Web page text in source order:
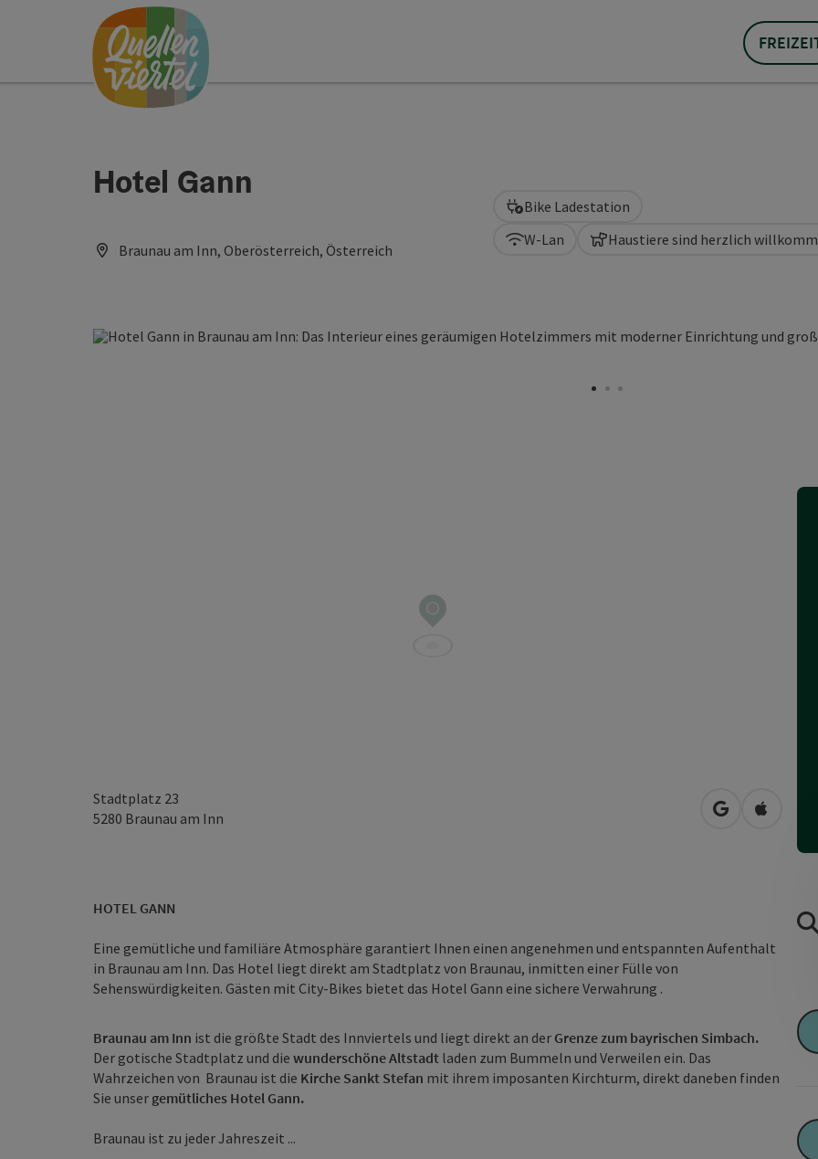
Zum InhaltAccesskey
[0]
Zur NavigationAccesskey
Zum Seitenanfang Accesskey
Hotel Gann
Braunau am Inn, Oberösterreich, Österreich
W-Lan Haustiere sind herzlich
Bike Ladestation
Stadtplatz 23
5280 Braunau am Inn in Googlein Apple
HOTEL GANN
Eine gemütliche und familiäre Atmosphäre garantiert Ihnen einen angenehmen und entspannten Aufenthalt
in Braunau am Inn. Das Hotel liegt direkt am Stadtplatz von Braunau, inmitten einer Fülle von
Sehenswürdigkeiten. Gästen mit City-Bikes bietet das Hotel Gann eine sichere Verwahrung .
Braunau am Inn ist die größte Stadt des Innviertels und liegt direkt an der Grenze zum bayrischen Simbach.
Der gotische Stadtplatz und die wunderschöne Altstadt laden zum Bummeln und Verweilen ein. Das
Wahrzeichen von Braunau ist die Kirche Sankt Stefan mit ihrem imposanten Kirchturm, direkt daneben finden
Sie unser gemütliches Hotel Gann.
Braunau ist zu jeder Jahreszeit ...